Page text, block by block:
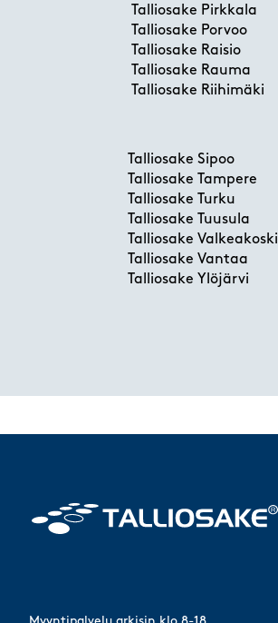
Talliosake Pirkkala
Talliosake Porvoo
Talliosake Raisio
Talliosake Rauma
Talliosake Riihimäki
Talliosake Sipoo
Talliosake Tampere
Talliosake Turku
Talliosake Tuusula
Talliosake Valkeakoski
Talliosake Vantaa
Talliosake Ylöjärvi